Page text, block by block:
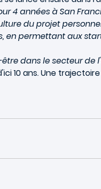
4 années à San
du projet
en permettant aux
dans le secteur de
10 ans. Une